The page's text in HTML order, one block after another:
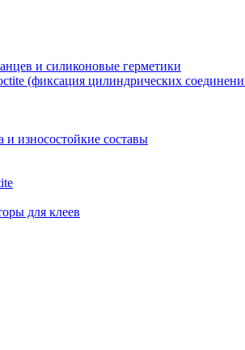
и силиконовые герметики
(фиксация цилиндрических
и износостойкие составы
для клеев